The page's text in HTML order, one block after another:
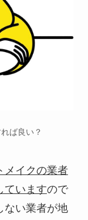
ば良い？
メイクの業者
ていますので
い業者が地